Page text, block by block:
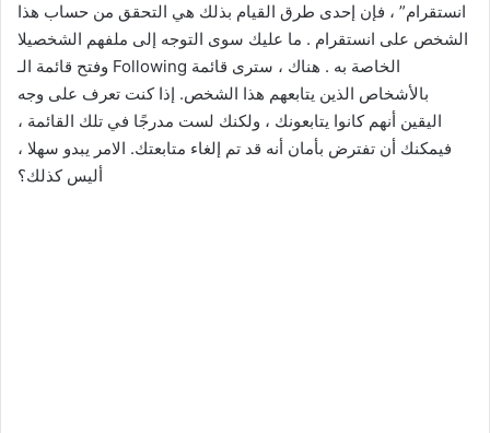
انستقرام” ، فإن إحدى طرق القيام بذلك هي التحقق من حساب هذا
الشخص على انستقرام . ما عليك سوى التوجه إلى ملفهم الشخصيلا
وفتح قائمة الـ Following الخاصة به . هناك ، سترى قائمة
بالأشخاص الذين يتابعهم هذا الشخص. إذا كنت تعرف على وجه
اليقين أنهم كانوا يتابعونك ، ولكنك لست مدرجًا في تلك القائمة ،
فيمكنك أن تفترض بأمان أنه قد تم إلغاء متابعتك. الامر يبدو سهلا ،
أليس كذلك؟